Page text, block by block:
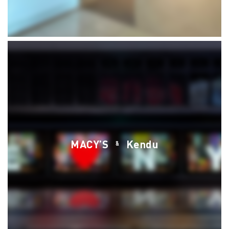
MACY’S & Kendu